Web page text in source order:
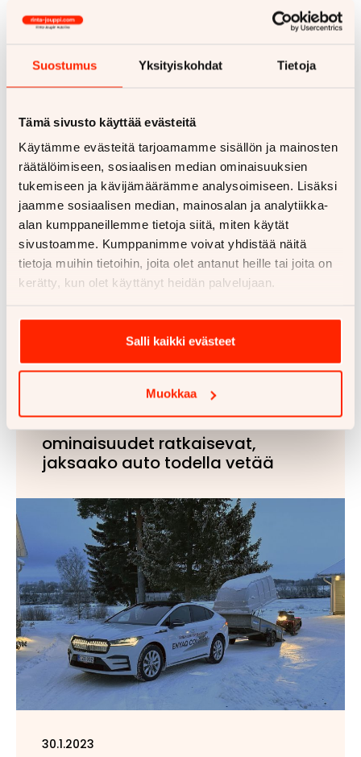
Suostumus Yksityiskohdat Tietoja
Tämä sivusto käyttää evästeitä
Käytämme evästeitä tarjoamamme sisällön ja mainosten
räätälöimiseen, sosiaalisen median ominaisuuksien
tukemiseen ja kävijämäärämme analysoimiseen. Lisäksi
jaamme sosiaalisen median, mainosalan ja analytiikka-
alan kumppaneillemme tietoja siitä, miten käytät
sivustoamme. Kumppanimme voivat yhdistää näitä
tietoja muihin tietoihin, joita olet antanut heille tai joita on
kerätty, kun olet käyttänyt heidän palvelujaan.
Salli kaikki evästeet
Muokkaa
asuntovaunun vetämiseen
Vetoauton valinta: nämä
ominaisuudet ratkaisevat,
jaksaako auto todella vetää
30.1.2023